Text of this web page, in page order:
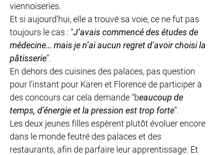
viennoiseries.
Et si aujourd’hui, elle a trouvé sa voie, ce ne fut pas
toujours le cas : “J’avais commencé des études de
médecine… mais je n’ai aucun regret d’avoir choisi la
pâtisserie”.
En dehors des cuisines des palaces, pas question
pour l’instant pour Karen et Florence de participer à
des concours car cela demande “beaucoup de
temps, d’énergie et la pression est trop forte”.
Les deux jeunes filles espèrent plutôt évoluer encore
dans le monde feutré des palaces et des
restaurants, afin de parfaire leur apprentissage. Et